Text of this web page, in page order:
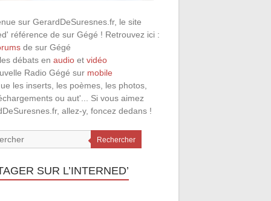
sur GerardDeSuresnes.fr, le site
référence de sur Gégé ! Retrouvez ici :
de sur Gégé
débats enaudio etvidéo
Radio Gégé sur mobile
les inserts, les poèmes, les photos,
ou aut'... Si vous aimez
allez-y, foncez dedans !
Rechercher
SUR L’INTERNED’